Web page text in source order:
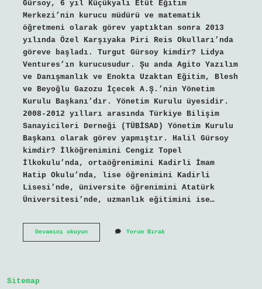
Gürsoy, 6 yıl Küçükyalı Etüt Eğitim
Merkezi’nin kurucu müdürü ve matematik
öğretmeni olarak görev yaptıktan sonra 2013
yılında Özel Karşıyaka Piri Reis Okulları’nda
göreve başladı. Turgut Gürsoy kimdir? Lidya
Ventures’ın kurucusudur. Şu anda Agito Yazılım
ve Danışmanlık ve Enokta Uzaktan Eğitim, Blesh
ve Beyoğlu Gazozu İçecek A.Ş.’nin Yönetim
Kurulu Başkanı’dır. Yönetim Kurulu üyesidir.
2008-2012 yılları arasında Türkiye Bilişim
Sanayicileri Derneği (TÜBİSAD) Yönetim Kurulu
Başkanı olarak görev yapmıştır. Halil Gürsoy
kimdir? İlköğrenimini Cengiz Topel
İlkokulu’nda, ortaöğrenimini Kadirli İmam
Hatip Okulu’nda, lise öğrenimini Kadirli
Lisesi’nde, üniversite öğrenimini Atatürk
Üniversitesi’nde, uzmanlık eğitimini ise…
Devamını okuyunMeltem
Yorum Bırak
Sitemap